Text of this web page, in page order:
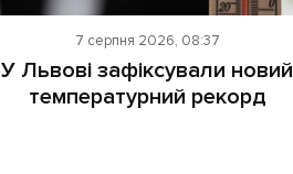
7 серпня 2026, 08:37
У Львові зафіксували новий
температурний рекорд